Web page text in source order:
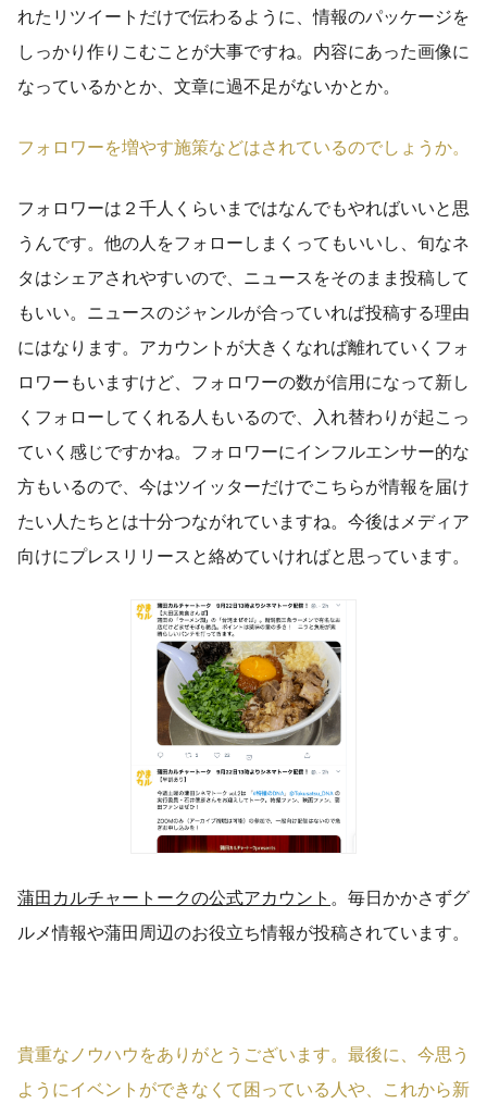
れたリツイートだけで伝わるように、情報のパッケージを
しっかり作りこむことが大事ですね。内容にあった画像に
なっているかとか、文章に過不足がないかとか。
フォロワーを増やす施策などはされているのでしょうか。
フォロワーは２千人くらいまではなんでもやればいいと思
うんです。他の人をフォローしまくってもいいし、旬なネ
タはシェアされやすいので、ニュースをそのまま投稿して
もいい。ニュースのジャンルが合っていれば投稿する理由
にはなります。アカウントが大きくなれば離れていくフォ
ロワーもいますけど、フォロワーの数が信用になって新し
くフォローしてくれる人もいるので、入れ替わりが起こっ
ていく感じですかね。フォロワーにインフルエンサー的な
方もいるので、今はツイッターだけでこちらが情報を届け
たい人たちとは十分つながれていますね。今後はメディア
向けにプレスリリースと絡めていければと思っています。
蒲田カルチャートークの公式アカウント 。毎日かかさずグ
ルメ情報や蒲田周辺のお役立ち情報が投稿されています。
貴重なノウハウをありがとうございます。最後に、今思う
ようにイベントができなくて困っている人や、これから新